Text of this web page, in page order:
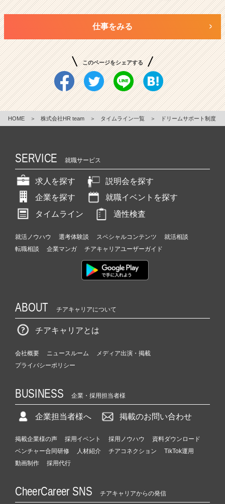
仕事をみる
このページをシェアする
HOME ＞ 株式会社HR team ＞ タイムライン一覧 ＞ ドリームサポート制度
SERVICE 就職サービス
求人を探す
説明会を探す
企業を探す
就職イベントを探す
タイムライン
適性検査
就活ノウハウ 選考体験談 スペシャルコンテンツ
就活相談
転職相談
企業マンガ チアキャリアユーザーガイド
ABOUT チアキャリアについて
チアキャリアとは
会社概要 ニュースルーム
メディア出演・掲載
プライバシーポリシー
BUSINESS 企業・採用担当者様
企業担当者様へ 掲載のお問い合わせ
掲載企業様の声 採用イベント 採用ノウハウ
資料ダウンロード
ベンチャー合同研修
人材紹介 チアコネクション
TikTok運用
動画制作
採用代行
CheerCareer SNS チアキャリアからの発信